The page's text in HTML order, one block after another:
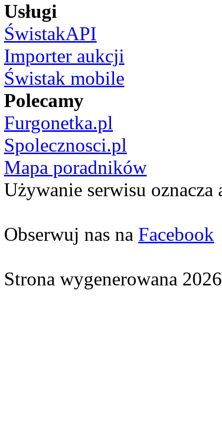
Usługi
ŚwistakAPI
Importer aukcji
Świstak mobile
Polecamy
Furgonetka.pl
Spolecznosci.pl
Mapa poradników
Używanie serwisu oznacza
Obserwuj nas na Facebook
Strona wygenerowana